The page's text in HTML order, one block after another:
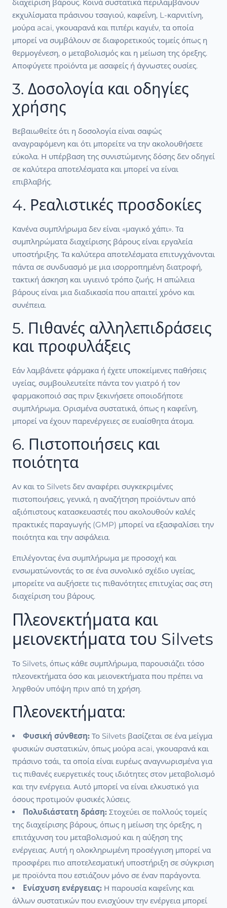
διαχείριση βάρους. Κοινά συστατικά περιλαμβάνουν
εκχυλίσματα πράσινου τσαγιού, καφεΐνη, L-καρνιτίνη,
μούρα acai, γκουαρανά και πιπέρι καγιέν, τα οποία
μπορεί να συμβάλουν σε διαφορετικούς τομείς όπως η
θερμογένεση, ο μεταβολισμός και η μείωση της όρεξης.
Αποφύγετε προϊόντα με ασαφείς ή άγνωστες ουσίες.
3. Δοσολογία και οδηγίες
χρήσης
Βεβαιωθείτε ότι η δοσολογία είναι σαφώς
αναγραφόμενη και ότι μπορείτε να την ακολουθήσετε
εύκολα. Η υπέρβαση της συνιστώμενης δόσης δεν οδηγεί
σε καλύτερα αποτελέσματα και μπορεί να είναι
επιβλαβής.
4. Ρεαλιστικές προσδοκίες
Κανένα συμπλήρωμα δεν είναι «μαγικό χάπι». Τα
συμπληρώματα διαχείρισης βάρους είναι εργαλεία
υποστήριξης. Τα καλύτερα αποτελέσματα επιτυγχάνονται
πάντα σε συνδυασμό με μια ισορροπημένη διατροφή,
τακτική άσκηση και υγιεινό τρόπο ζωής. Η απώλεια
βάρους είναι μια διαδικασία που απαιτεί χρόνο και
συνέπεια.
5. Πιθανές αλληλεπιδράσεις
και προφυλάξεις
Εάν λαμβάνετε φάρμακα ή έχετε υποκείμενες παθήσεις
υγείας, συμβουλευτείτε πάντα τον γιατρό ή τον
φαρμακοποιό σας πριν ξεκινήσετε οποιοδήποτε
συμπλήρωμα. Ορισμένα συστατικά, όπως η καφεΐνη,
μπορεί να έχουν παρενέργειες σε ευαίσθητα άτομα.
6. Πιστοποιήσεις και
ποιότητα
Αν και το Silvets δεν αναφέρει συγκεκριμένες
πιστοποιήσεις, γενικά, η αναζήτηση προϊόντων από
αξιόπιστους κατασκευαστές που ακολουθούν καλές
πρακτικές παραγωγής (GMP) μπορεί να εξασφαλίσει την
ποιότητα και την ασφάλεια.
Επιλέγοντας ένα συμπλήρωμα με προσοχή και
ενσωματώνοντάς το σε ένα συνολικό σχέδιο υγείας,
μπορείτε να αυξήσετε τις πιθανότητες επιτυχίας σας στη
διαχείριση του βάρους.
Πλεονεκτήματα και
μειονεκτήματα του Silvets
Το Silvets, όπως κάθε συμπλήρωμα, παρουσιάζει τόσο
πλεονεκτήματα όσο και μειονεκτήματα που πρέπει να
ληφθούν υπόψη πριν από τη χρήση.
Πλεονεκτήματα:
Φυσική σύνθεση: Το Silvets βασίζεται σε ένα μείγμα
φυσικών συστατικών, όπως μούρα acai, γκουαρανά και
πράσινο τσάι, τα οποία είναι ευρέως αναγνωρισμένα για
τις πιθανές ευεργετικές τους ιδιότητες στον μεταβολισμό
και την ενέργεια. Αυτό μπορεί να είναι ελκυστικό για
όσους προτιμούν φυσικές λύσεις.
Πολυδιάστατη δράση: Στοχεύει σε πολλούς τομείς
της διαχείρισης βάρους, όπως η μείωση της όρεξης, η
επιτάχυνση του μεταβολισμού και η αύξηση της
ενέργειας. Αυτή η ολοκληρωμένη προσέγγιση μπορεί να
προσφέρει πιο αποτελεσματική υποστήριξη σε σύγκριση
με προϊόντα που εστιάζουν μόνο σε έναν παράγοντα.
Ενίσχυση ενέργειας: Η παρουσία καφεΐνης και
άλλων συστατικών που ενισχύουν την ενέργεια μπορεί